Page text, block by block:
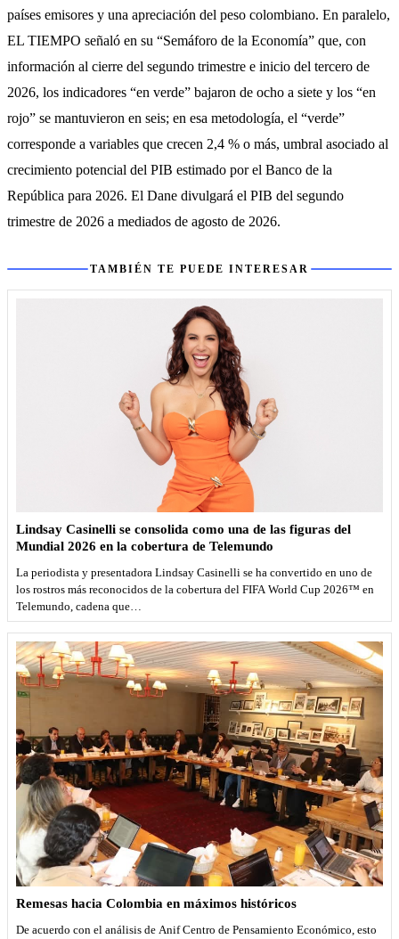
países emisores y una apreciación del peso colombiano. En paralelo,
EL TIEMPO señaló en su “Semáforo de la Economía” que, con
información al cierre del segundo trimestre e inicio del tercero de
2026, los indicadores “en verde” bajaron de ocho a siete y los “en
rojo” se mantuvieron en seis; en esa metodología, el “verde”
corresponde a variables que crecen 2,4 % o más, umbral asociado al
crecimiento potencial del PIB estimado por el Banco de la
República para 2026. El Dane divulgará el PIB del segundo
trimestre de 2026 a mediados de agosto de 2026.
TAMBIÉN TE PUEDE INTERESAR
También te puede interesar
Lindsay Casinelli se consolida como una de las figuras del
Mundial 2026 en la cobertura de Telemundo
La periodista y presentadora Lindsay Casinelli se ha convertido en uno de
los rostros más reconocidos de la cobertura del FIFA World Cup 2026™ en
Telemundo, cadena que…
Remesas hacia Colombia en máximos históricos
De acuerdo con el análisis de Anif Centro de Pensamiento Económico, esto